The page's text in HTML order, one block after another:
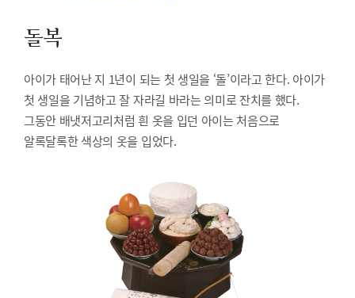
돌복
아이가 태어난 지 1년이 되는 첫 생일을 ‘돌’이라고 한다. 아이가
첫 생일을 기념하고 잘 자라길 바라는 의미로 잔치를 했다.
그동안 배냇저고리처럼 흰 옷을 입던 아이는 처음으로
알록달록한 색상의 옷을 입었다.